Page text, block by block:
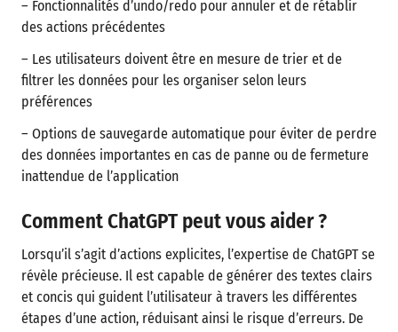
– Fonctionnalités d’undo/redo pour annuler et de rétablir
des actions précédentes
– Les utilisateurs doivent être en mesure de trier et de
filtrer les données pour les organiser selon leurs
préférences
– Options de sauvegarde automatique pour éviter de perdre
des données importantes en cas de panne ou de fermeture
inattendue de l’application
Comment ChatGPT peut vous aider ?
Lorsqu’il s’agit d’actions explicites, l’expertise de ChatGPT se
révèle précieuse. Il est capable de générer des textes clairs
et concis qui guident l’utilisateur à travers les différentes
étapes d’une action, réduisant ainsi le risque d’erreurs. De